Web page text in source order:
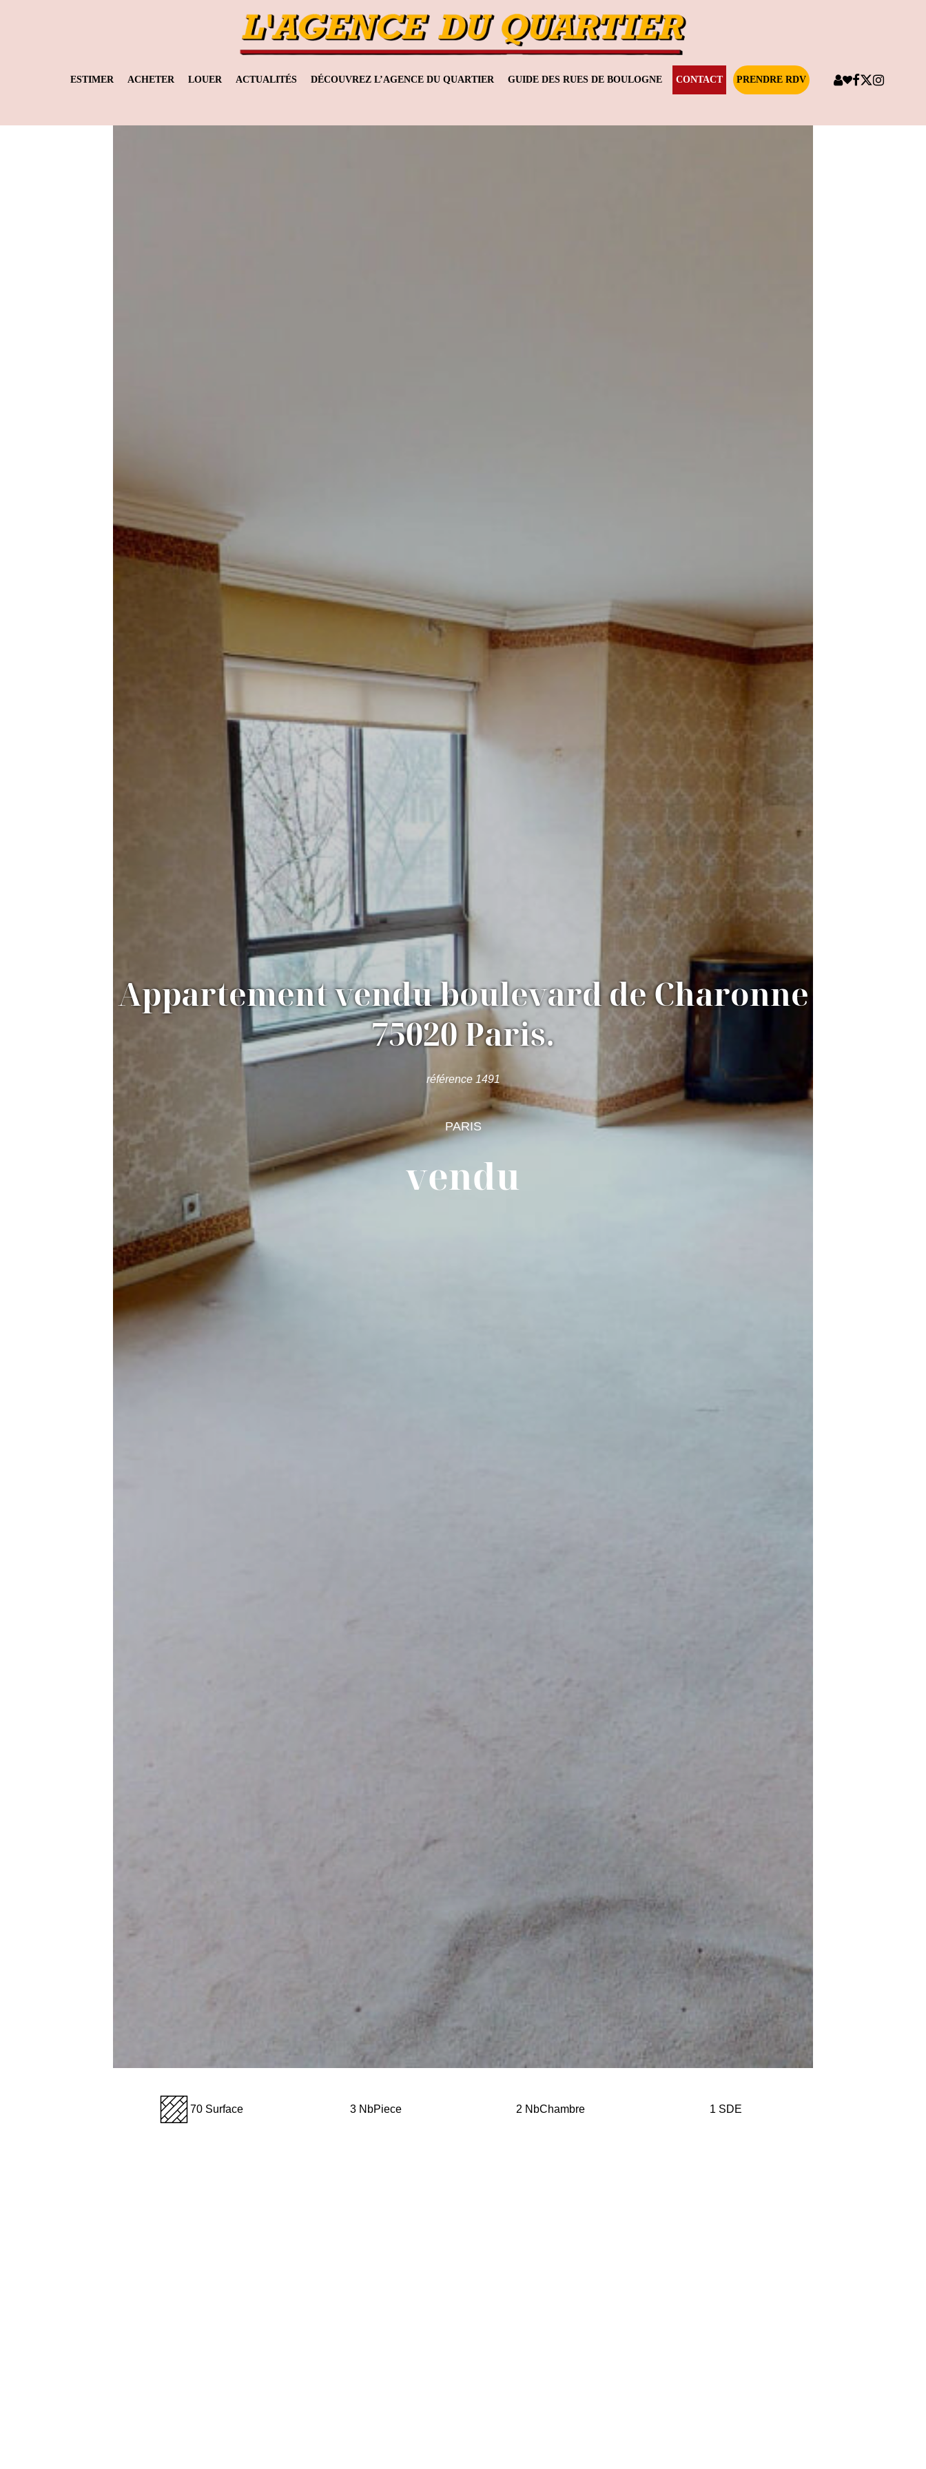
ESTIMER ACHETER LOUER ACTUALITÉS DÉCOUVREZ L’AGENCE DU QUARTIER GUIDE DES RUES DE BOULOGNE CONTACT PRENDRE RDV
Appartement vendu boulevard de Charonne
75020 Paris.
référence 1491
PARIS
vendu
70 Surface 3 NbPiece 2 NbChambre 1 SDE